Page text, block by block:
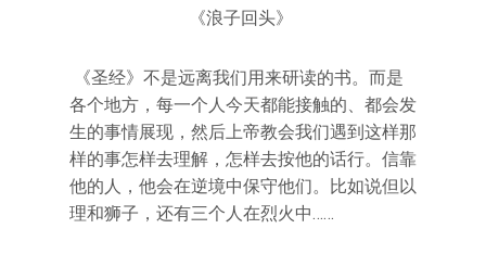
《浪子回头》
《圣经》不是远离我们用来研读的书。而是
各个地方，每一个人今天都能接触的、都会发
生的事情展现，然后上帝教会我们遇到这样那
样的事怎样去理解，怎样去按他的话行。信靠
他的人，他会在逆境中保守他们。比如说但以
理和狮子，还有三个人在烈火中……